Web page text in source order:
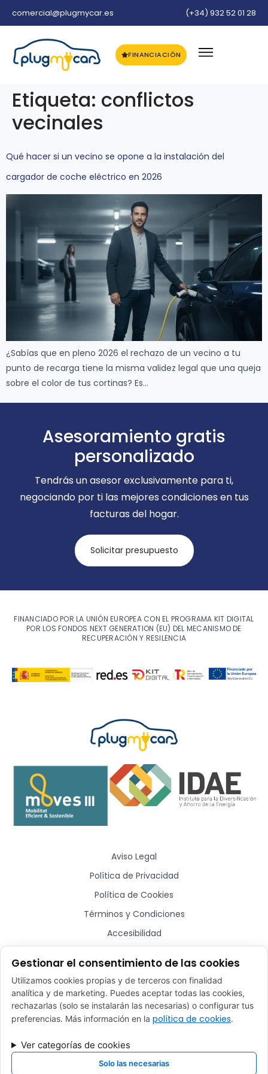
comercial@plugmycar.es (+34) 932 52 01 28
FINANCIACIÓN
Etiqueta: conflictos
vecinales
Qué hacer si un vecino se opone a la instalación del
cargador de coche eléctrico en 2026
¿Sabías que en pleno 2026 el rechazo de un vecino a tu
punto de recarga tiene la misma validez legal que una queja
sobre el color de tus cortinas? Es…
Asesoramiento gratis
personalizado
Tendrás un asesor exclusivamente para ti,
negociando por ti las mejores condiciones en tus
facturas del hogar.
Solicitar presupuesto
FINANCIADO POR LA UNIÓN EUROPEA CON EL PROGRAMA KIT DIGITAL
POR LOS FONDOS NEXT GENERATION (EU) DEL MECANISMO DE
RECUPERACIÓN Y RESILENCIA
Aviso Legal
Política de Privacidad
Política de Cookies
Términos y Condiciones
Accesibilidad
¿Hablamos?
comercial@plugmycar.es
Rafael Batlle, 16 - Barcelona (08017)
Gestionar el consentimiento de las cookies
Utilizamos cookies propias y de terceros con finalidad
analítica y de marketing. Puedes aceptar todas las cookies,
rechazarlas (solo se instalarán las necesarias) o configurar tus
preferencias. Más información en la política de cookies.
Ver categorías de cookies
Solo las necesarias